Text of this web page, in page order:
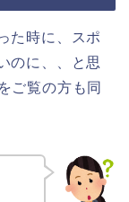
た時に、スポ
のに、、と思
ご覧の方も同